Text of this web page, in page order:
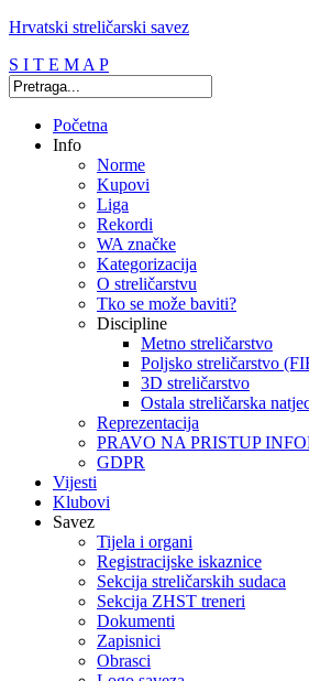
Hrvatski streličarski savez
S I T E M A P
Početna
Info
Norme
Kupovi
Liga
Rekordi
WA značke
Kategorizacija
O streličarstvu
Tko se može baviti?
Discipline
Metno streličarstvo
Poljsko streličarstvo
3D streličarstvo
Ostala streličarska
Reprezentacija
PRAVO NA PRISTUP
GDPR
Vijesti
Klubovi
Savez
Tijela i organi
Registracijske iskaznice
Sekcija streličarskih sudaca
Sekcija ZHST treneri
Dokumenti
Zapisnici
Obrasci